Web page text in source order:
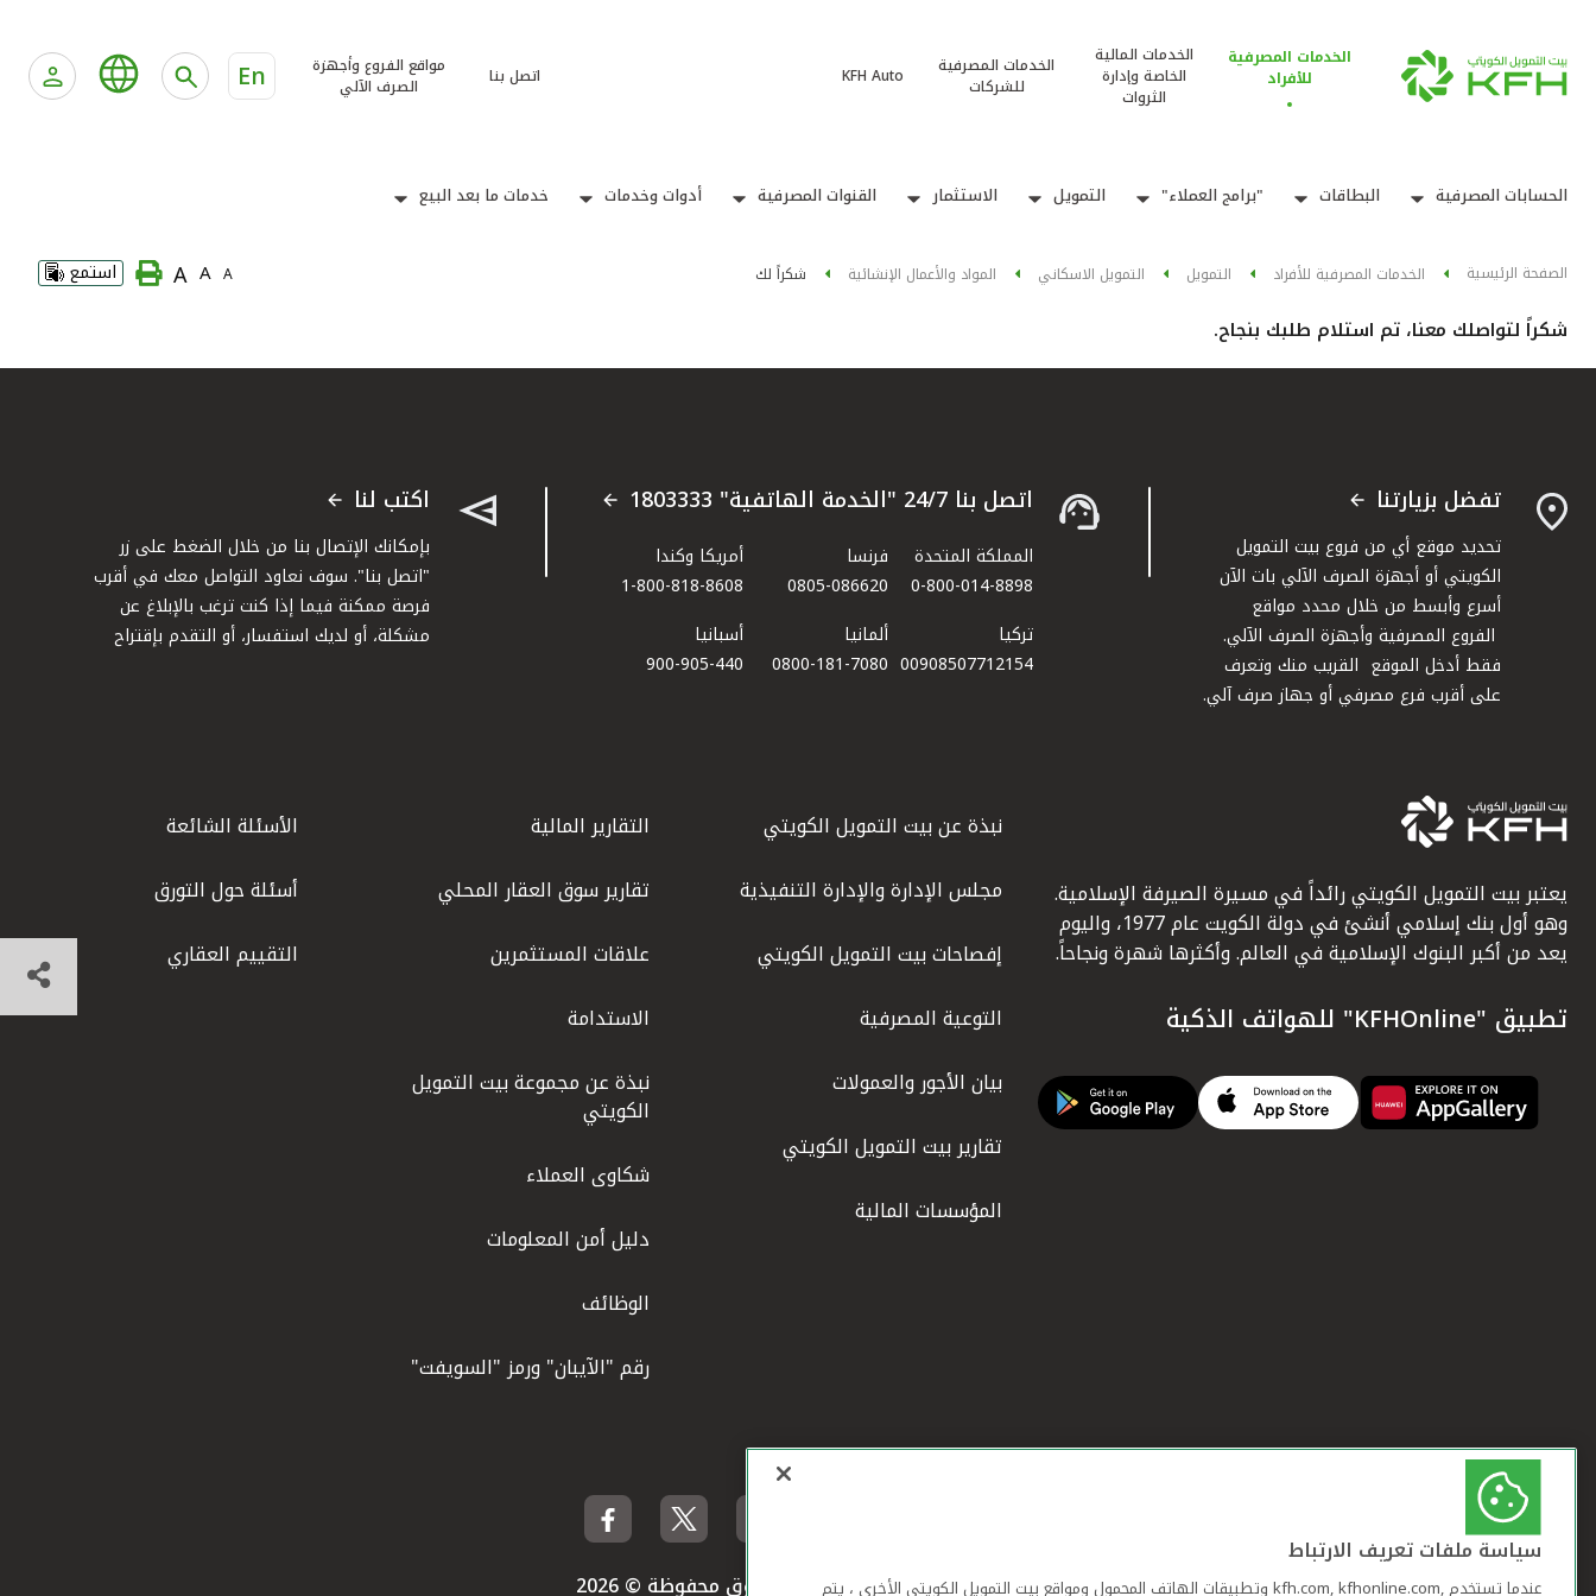
الخدمات المصرفية
للأفراد
الخدمات المالية
الخاصة وإدارة
الثروات
الخدمات المصرفية
للشركات
KFH Auto اتصل بنا
مواقع الفروع وأجهزة
الصرف الآلي
En
الحسابات المصرفية البطاقات "برامج العملاء" التمويل الاستثمار القنوات المصرفية أدوات وخدمات خدمات ما بعد البيع
الصفحة الرئيسية الخدمات المصرفية للأفراد التمويل التمويل الاسكاني المواد والأعمال الإنشائية شكراً لك A
A
A استمع
شكراً لتواصلك معنا، تم استلام طلبك بنجاح.
تفضل بزيارتنا
تحديد موقع أي من فروع بيت التمويل
الكويتي أو أجهزة الصرف الآلي بات الآن
أسرع وأبسط من خلال محدد مواقع
الفروع المصرفية وأجهزة الصرف الآلي.
فقط أدخل الموقع القريب منك وتعرف
على أقرب فرع مصرفي أو جهاز صرف آلي.
اتصل بنا 24/7 "الخدمة الهاتفية" 1803333
المملكة المتحدة
0-800-014-8898
فرنسا
0805-086620
أمريكا وكندا
1-800-818-8608
تركيا
00908507712154​
ألمانيا
0800-181-7080
أسبانيا
900-905-440
اكتب لنا
بإمكانك الإتصال بنا من خلال الضغط على زر
"اتصل بنا". سوف نعاود التواصل معك في أقرب
فرصة ممكنة فيما إذا كنت ترغب بالإبلاغ عن
مشكلة، أو لديك استفسار، أو التقدم بإقتراح
يعتبر بيت التمويل الكويتي رائداً في مسيرة الصيرفة الإسلامية.
وهو أول بنك إسلامي أنشئ في دولة الكويت عام 1977، واليوم
يعد من أكبر البنوك الإسلامية في العالم. وأكثرها شهرة ونجاحاً.
تطبيق "KFHOnline" للهواتف الذكية
نبذة عن بيت التمويل الكويتي
مجلس الإدارة والإدارة التنفيذية
إفصاحات بيت التمويل الكويتي
التوعية المصرفية
بيان الأجور والعمولات
تقارير بيت التمويل الكويتي
المؤسسات المالية
التقارير المالية
تقارير سوق العقار المحلي
علاقات المستثمرين
الاستدامة
نبذة عن مجموعة بيت التمويل
الكويتي
شكاوى العملاء
دليل أمن المعلومات
الوظائف
رقم "الآيبان" ورمز "السويفت"
الأسئلة الشائعة
أسئلة حول التورق
التقييم العقاري
بيت التمويل الكويتي جميع الحقوق محفوظة © 2026
سياسة ملفات تعريف الارتباط
عندما تستخدم ,kfh.com, kfhonline.com وتطبيقات الهاتف المحمول ومواقع بيت التمويل الكويتي الأخرى ، يتم